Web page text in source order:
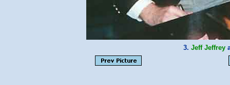
3. Jeff Jeffrey